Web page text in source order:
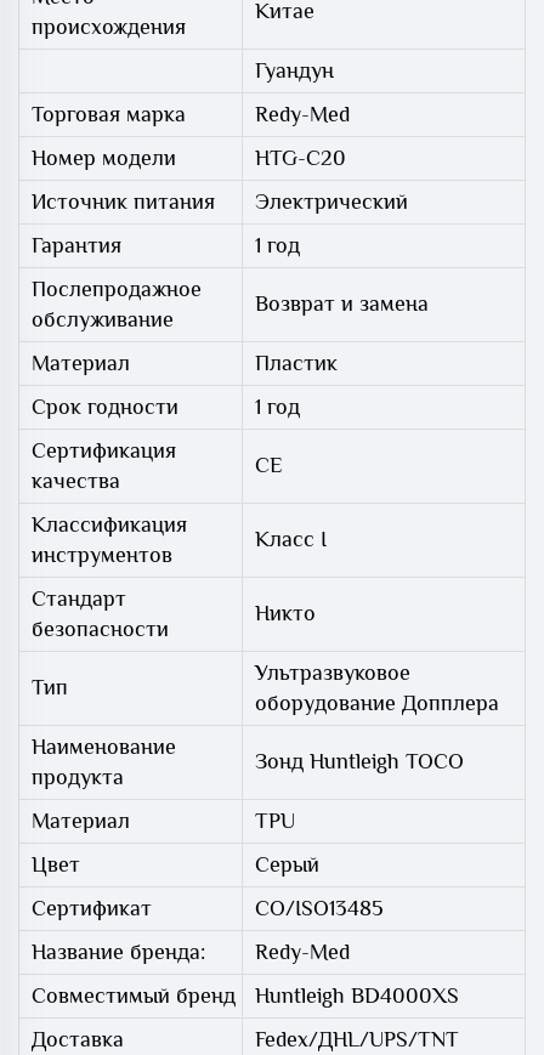
происхождения
Китае
Гуандун
Торговая марка
Redy-Med
Номер модели
HTG-C20
Источник питания
Электрический
Гарантия
1 год
Послепродажное
обслуживание
Возврат и замена
Материал
Пластик
Срок годности
1 год
Сертификация
качества
СЕ
Классификация
инструментов
Класс I
Стандарт
безопасности
Никто
Тип
Ультразвуковое
оборудование Допплера
Наименование
продукта
Зонд Huntleigh TOCO
Материал
TPU
Цвет
Серый
Сертификат
СО/ISO13485
Название бренда:
Redy-Med
Совместимый бренд
Huntleigh BD4000XS
Доставка
Fedex/ДHL/UPS/TNT